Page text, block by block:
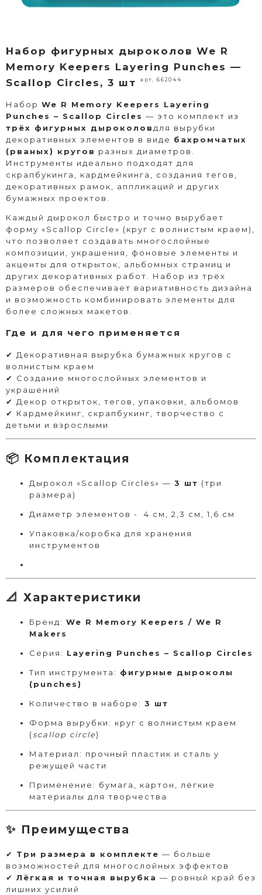
Набор фигурных дыроколов We R
Memory Keepers Layering Punches —
Scallop Circles, 3 шт
арт. 662044
Набор We R Memory Keepers Layering
Punches – Scallop Circles — это комплект из
трёх фигурных дыроколов для вырубки
декоративных элементов в виде бахромчатых
(рваных) кругов разных диаметров.
Инструменты идеально подходят для
скрапбукинга, кардмейкинга, создания тегов,
декоративных рамок, аппликаций и других
бумажных проектов.
Каждый дырокол быстро и точно вырубает
форму «Scallop Circle» (круг с волнистым краем),
что позволяет создавать многослойные
композиции, украшения, фоновые элементы и
акценты для открыток, альбомных страниц и
других декоративных работ. Набор из трёх
размеров обеспечивает вариативность дизайна
и возможность комбинировать элементы для
более сложных макетов.
Где и для чего применяется
✔ Декоративная вырубка бумажных кругов с
волнистым краем
✔ Создание многослойных элементов и
украшений
✔ Декор открыток, тегов, упаковки, альбомов
✔ Кардмейкинг, скрапбукинг, творчество с
детьми и взрослыми
📦 Комплектация
Дырокол «Scallop Circles» — 3 шт (три
размера)
Диаметр элементов - 4 см, 2,3 см, 1,6 см
Упаковка/коробка для хранения
инструментов
📐 Характеристики
Бренд: We R Memory Keepers / We R
Makers
Серия: Layering Punches – Scallop Circles
Тип инструмента: фигурные дыроколы
(punches)
Количество в наборе: 3 шт
Форма вырубки: круг с волнистым краем
(scallop circle)
Материал: прочный пластик и сталь у
режущей части
Применение: бумага, картон, лёгкие
материалы для творчества
✨ Преимущества
✔ Три размера в комплекте — больше
возможностей для многослойных эффектов
✔ Лёгкая и точная вырубка — ровный край без
лишних усилий